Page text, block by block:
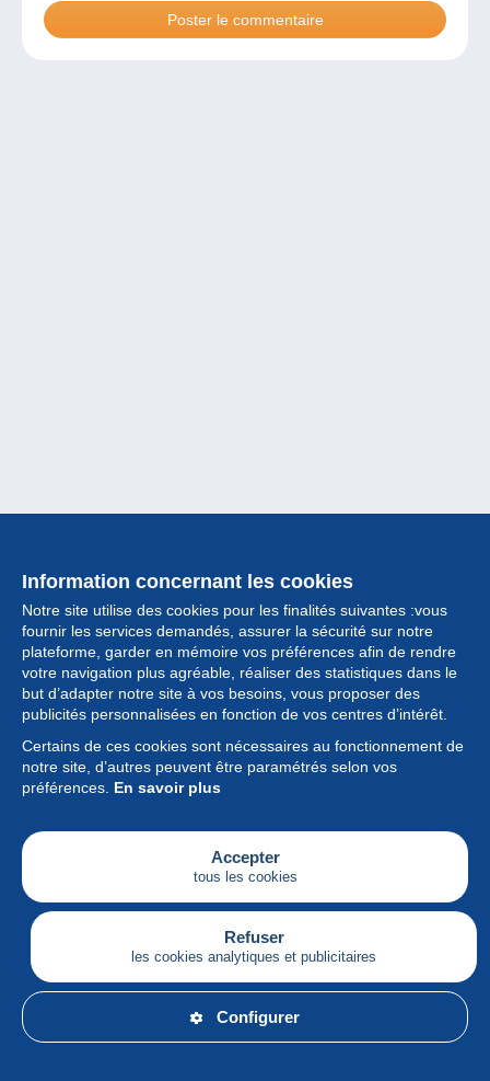
Information concernant les cookies
Notre site utilise des cookies pour les finalités suivantes :vous
fournir les services demandés, assurer la sécurité sur notre
plateforme, garder en mémoire vos préférences afin de rendre
votre navigation plus agréable, réaliser des statistiques dans le
but d’adapter notre site à vos besoins, vous proposer des
publicités personnalisées en fonction de vos centres d’intérêt.
Certains de ces cookies sont nécessaires au fonctionnement de
notre site, d’autres peuvent être paramétrés selon vos
préférences. En savoir plus
Accepter
tous les cookies
Refuser
les cookies analytiques et publicitaires
Configurer
Collection
Actualités
Fonctionnalités
Société
Services
Articles
Français